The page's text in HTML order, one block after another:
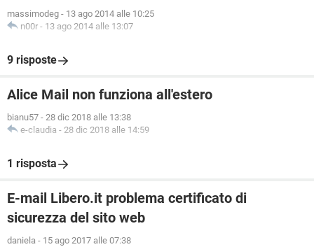
massimodeg - 13 ago 2014 alle 10:25
n00r - 13 ago 2014 alle 13:07
9 risposte
Alice Mail non funziona all'estero
bianu57 - 28 dic 2018 alle 13:38
e-claudia - 28 dic 2018 alle 14:59
1 risposta
E-mail Libero.it problema certificato di
sicurezza del sito web
daniela - 15 ago 2017 alle 07:38